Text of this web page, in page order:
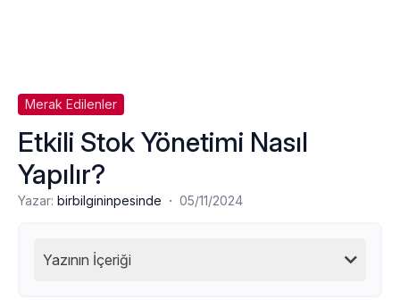
Merak Edilenler
Etkili Stok Yönetimi Nasıl
Yapılır?
Yazar: birbilgininpesinde · 05/11/2024
Yazının İçeriği